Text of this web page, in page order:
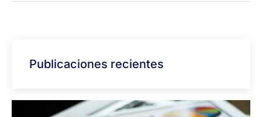
Publicaciones recientes